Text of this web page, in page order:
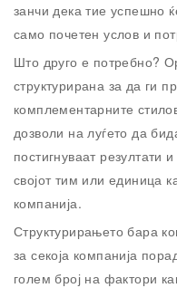
занчи дека тие успешно
само почетен услов и
Што друго е потребно?
структурирана за да ги
комплементарните
дозволи на луѓето да
постигнуваат резултати
својот тим или единица
компанија.
Структурирањето бара
за секоја компанија
голем број на фактори